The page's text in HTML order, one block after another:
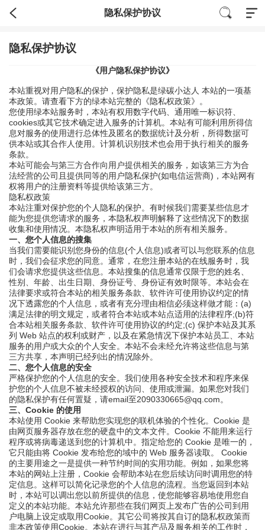
隐私保护协议
隐私保护协议
《用户隐私保护协议》
本站重视对用户隐私的保护，保护隐私是绿碳小达人 本站的一项基
本政策。请查看下方的绿本站完整的《隐私权政策》。
您使用绿本站服务时，本站有权用数字代码、通用唯一标识符、
cookies或其它技术确定进入服务的计算机。本站有可能利用所得信
息对服务的使用进行总体性及匿名的数据统计及分析，所得数据可
供本站或其合作人使用。计算机识别技术也会用于执行相关的服务
条款。
本站可能会与第三方合作向用户提供相关的服务，如该第三方为合
法经营的公司且提供同等的用户隐私保护(如电信运营商)，本站网有
权将用户的注册资料等提供给该第三方。
隐私权政策
本站注重对保护您的个人隐私的保护。有时候我们需要某些信息才
能为您提供您请求的服务，本隐私权声明解释了这些情况下的数据
收集和使用情况。本隐私权声明适用于本站的所有相关服务。
一、您个人信息的搜集
当我们需要能识别您身份的信息(个人信息)或者可以与您联系的信息
时，我们会征求您的同意。通常，在您注册本站的在线服务时，我
们会请求您提供这些信息。本站搜集的信息通常仅限于您的姓名、
性别、年龄、出生日期、身份证号、身份证有效时限等。本站会在
法律要求或符合本站的相关服务条款、软件许可使用协议约定的情
况下透露您的个人信息，或者有充分理由相信必须这样做才能：(a)
满足法律的明文规定，或者符合本站或本站点适用的法律程序;(b)符
合本站相关服务条款、软件许可使用协议的约定;(c) 保护本站及其系
列 Web 站点的权利或财产，以及在紧急情况下保护本站员工、本站
服务的用户或大众的个人安全。本站不会未经允许将这些信息与第
三方共享，本声明已经列出的情况除外。
二、您个人信息的安全
严格保护您的个人信息的安全。我们使用各种安全技术和程序来保
护您的个人信息不被未经授权的访问、使用或泄漏。如果您对我们
的隐私保护有任何置疑，请email至2090330665@qq.com。
三、Cookie 的使用
本站使用 Cookie 来帮助您实现您的联机体验的个性化。Cookie 是
由网页服务器存放在您的硬盘中的文本文件。Cookie 不能用来运行
程序或将病毒递送到您的计算机中。指定给您的 Cookie 是唯一的，
它只能由将 Cookie 发布给您的域中的 Web 服务器读取。 Cookie
的主要用途之一是提供一种节约时间的实用功能。例如，如果您将
本站的网站上注册，Cookie 会帮助本站在您后续访问时调用您的特
定信息。这样可以简化记录您的个人信息的流程。当您返回到本站
时，本站可以调出您以前所提供的信息，使您能够容易地使用您自
定义的本站功能。本站允许那些在我们网页上发布广告的公司到用
户电脑上设定或取用Cookie。其它公司将按其自订的隐私权政策而
非本政策使用Cookie。本站在进行与其产品及服务相关的工作时，